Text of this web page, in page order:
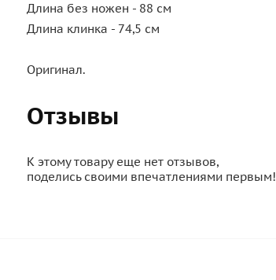
Длина без ножен - 88 см
Длина клинка - 74,5 см
Оригинал.
Отзывы
К этому товару еще нет отзывов,
поделись своими впечатлениями первым!